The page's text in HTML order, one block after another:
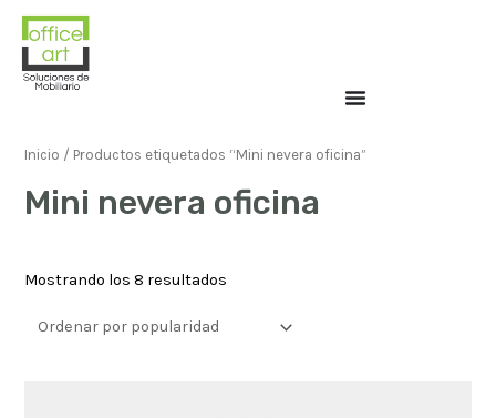
Inicio / Productos etiquetados “Mini nevera oficina”
Mini nevera oficina
Mostrando los 8 resultados